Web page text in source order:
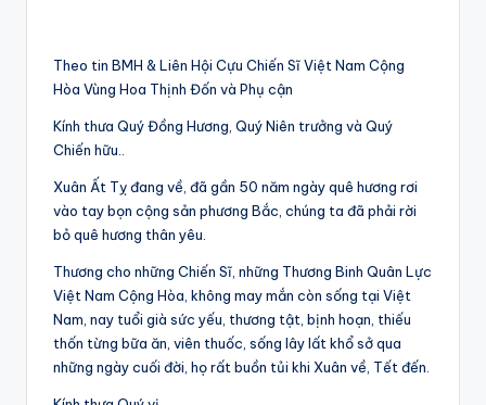
Theo tin BMH & Liên Hội Cựu Chiến Sĩ Việt Nam Cộng
Hòa Vùng Hoa Thịnh Đốn và Phụ cận
Kính thưa Quý Đồng Hương, Quý Niên trưởng và Quý
Chiến hữu..
Xuân Ất Tỵ đang về, đã gần 50 năm ngày quê hương rơi
vào tay bọn cộng sản phương Bắc, chúng ta đã phải rời
bỏ quê hương thân yêu.
Thương cho những Chiến Sĩ, những Thương Binh Quân Lực
Việt Nam Cộng Hòa, không may mắn còn sống tại Việt
Nam, nay tuổi già sức yếu, thương tật, bịnh hoạn, thiếu
thốn từng bữa ăn, viên thuốc, sống lây lất khổ sở qua
những ngày cuối đời, họ rất buồn tủi khi Xuân về, Tết đến.